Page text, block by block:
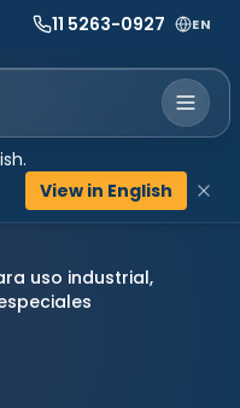
View in English
11 5263-0927 EN
uso industrial,